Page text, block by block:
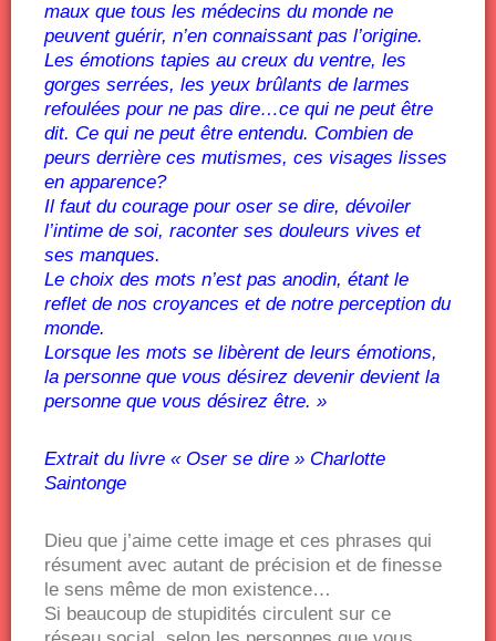
maux que tous les médecins du monde ne
peuvent guérir, n’en connaissant pas l’origine.
Les émotions tapies au creux du ventre, les
gorges serrées, les yeux brûlants de larmes
refoulées pour ne pas dire…ce qui ne peut être
dit. Ce qui ne peut être entendu. Combien de
peurs derrière ces mutismes, ces visages lisses
en apparence?
Il faut du courage pour oser se dire, dévoiler
l’intime de soi, raconter ses douleurs vives et
ses manques.
Le choix des mots n’est pas anodin, étant le
reflet de nos croyances et de notre perception du
monde.
Lorsque les mots se libèrent de leurs émotions,
la personne que vous désirez devenir devient la
personne que vous désirez être. »
Extrait du livre « Oser se dire » Charlotte
Saintonge
Dieu que j’aime cette image et ces phrases qui
résument avec autant de précision et de finesse
le sens même de mon existence…
Si beaucoup de stupidités circulent sur ce